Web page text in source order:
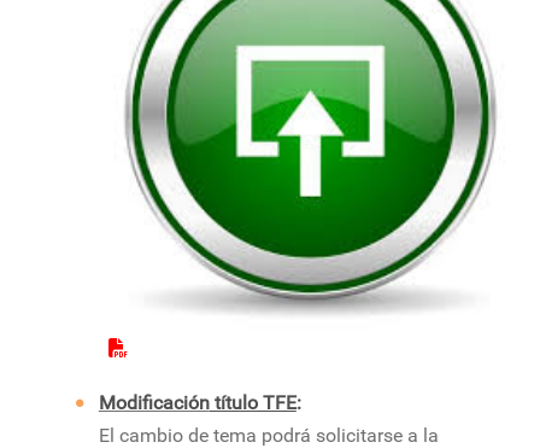
Modificacióntítulo TFE:
El cambio de tema podrá solicitarse a la